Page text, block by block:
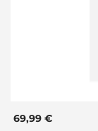
69,99 €